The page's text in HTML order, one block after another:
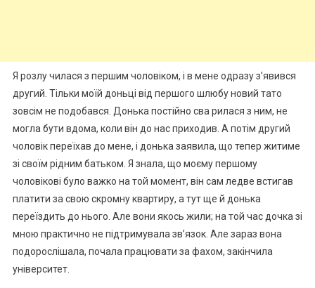
Я розлу чилася з першим чоловіком, і в мене одразу з’явився
другий. Тільки моїй доньці від першого шлюбу новий тато
зовсім не подобався. Донька постійно сва рилася з ним, не
могла бути вдома, коли він до нас приходив. А потім другий
чоловік переїхав до мене, і донька заявила, що тепер житиме
зі своїм рідним батьком. Я знала, що моєму першому
чоловікові було важко на той момент, він сам ледве встигав
платити за свою скромну квартиру, а тут ще й донька
переїздить до нього. Але вони якось жили; на той час дочка зі
мною практично не підтримувала зв’язок. Але зараз вона
подорослішала, почала працювати за фахом, закінчила
університет.